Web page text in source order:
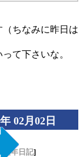
ちなみに昨日は
て下さいな。
02月02日
）
長年日記]